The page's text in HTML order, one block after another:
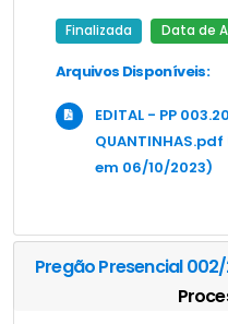
Finalizada Data de
Arquivos Disponíveis:
EDITAL - PP
em 06/10/2023)
Pregão Presencial